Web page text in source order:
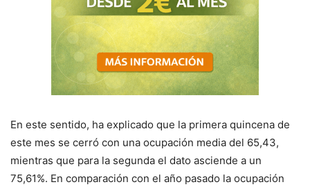
En este sentido, ha explicado que la primera quincena de
este mes se cerró con una ocupación media del 65,43,
mientras que para la segunda el dato asciende a un
75,61%. En comparación con el año pasado la ocupación